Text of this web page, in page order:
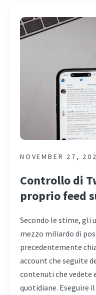
NOVEMBER 27,
Controllo di
proprio feed
Secondo le stime, gli
mezzo miliardo di
precedentemente
account che seguite
contenuti che vedete
quotidiane. Eseguire